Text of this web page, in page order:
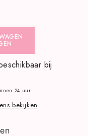
bij
24 uur
bekijken